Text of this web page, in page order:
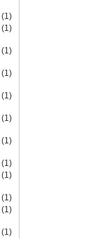
(1)
(1)
(1)
(1)
(1)
(1)
(1)
(1)
(1)
(1)
(1)
(1)